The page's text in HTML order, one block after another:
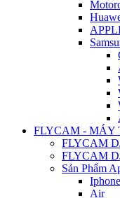
FLYCAM - MÁY
FLYCAM
FLYCAM
Sản Phẩm
Air